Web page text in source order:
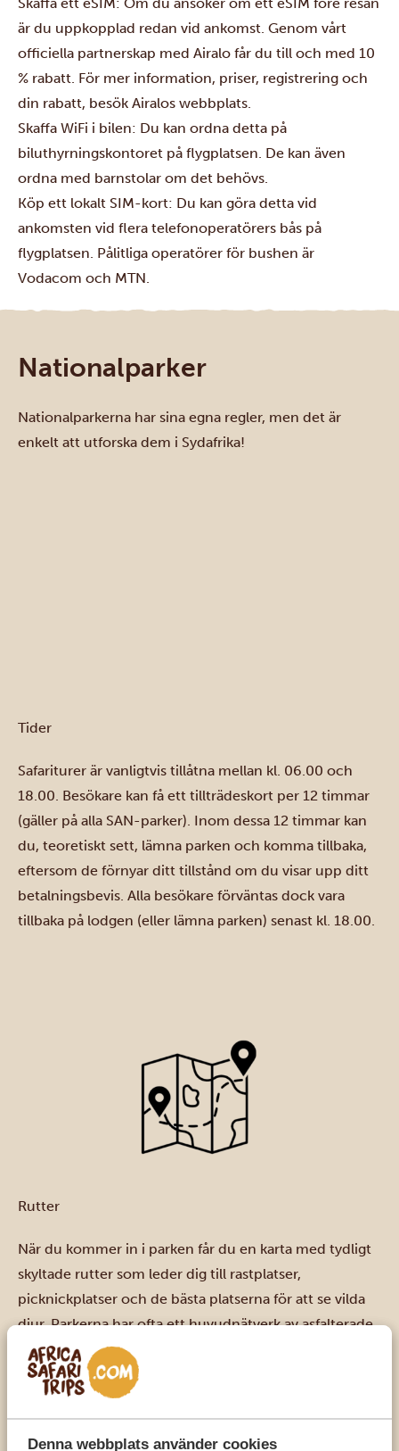
Denna webbplats använder cookies
är du uppkopplad redan vid ankomst. Genom vårt
officiella partnerskap med Airalo får du till och med 10
% rabatt. För mer information, priser, registrering och
din rabatt, besök Airalos webbplats.
Skaffa WiFi i bilen: Du kan ordna detta på
biluthyrningskontoret på flygplatsen. De kan även
ordna med barnstolar om det behövs.
Köp ett lokalt SIM-kort: Du kan göra detta vid
ankomsten vid flera telefonoperatörers bås på
flygplatsen. Pålitliga operatörer för bushen är
Vodacom och MTN.
Nationalparker
Nationalparkerna har sina egna regler, men det är
enkelt att utforska dem i Sydafrika!
Tider
Safariturer är vanligtvis tillåtna mellan kl. 06.00 och
18.00. Besökare kan få ett tillträdeskort per 12 timmar
(gäller på alla SAN-parker). Inom dessa 12 timmar kan
du, teoretiskt sett, lämna parken och komma tillbaka,
eftersom de förnyar ditt tillstånd om du visar upp ditt
betalningsbevis. Alla besökare förväntas dock vara
tillbaka på lodgen (eller lämna parken) senast kl. 18.00.
Rutter
När du kommer in i parken får du en karta med tydligt
skyltade rutter som leder dig till rastplatser,
picknickplatser och de bästa platserna för att se vilda
djur. Parkerna har ofta ett huvudnätverk av asfalterade
vägar, med grusvägar som leder fram till dessa, men
tänk på att det finns hastighetsbegränsningar (50 km/h
på asfalterade vägar och 40 km/h på grusvägar) och att
hastighetskameror ser till att du håller dig till dem. Det